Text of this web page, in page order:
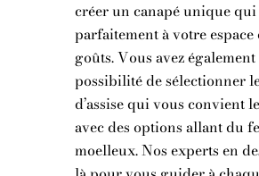
créer un canapé unique qui
parfaitement à votre espace
goûts. Vous avez également
possibilité de sélectionner
d’assise qui vous convient
avec des options allant du
moelleux. Nos experts en